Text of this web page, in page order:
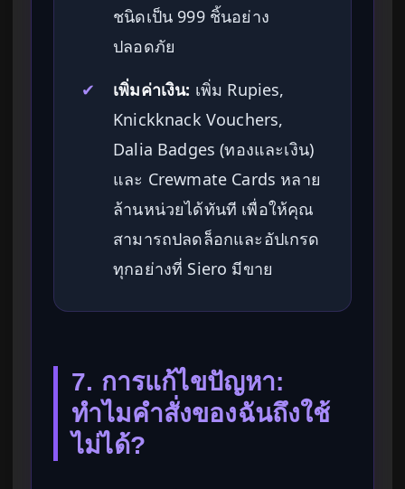
ชนิดเป็น 999 ชิ้นอย่าง
ปลอดภัย
✔
เพิ่มค่าเงิน: เพิ่ม Rupies,
Knickknack Vouchers,
Dalia Badges (ทองและเงิน)
และ Crewmate Cards หลาย
ล้านหน่วยได้ทันที เพื่อให้คุณ
สามารถปลดล็อกและอัปเกรด
ทุกอย่างที่ Siero มีขาย
7. การแก้ไขปัญหา:
ทำไมคำสั่งของฉันถึงใช้
ไม่ได้?